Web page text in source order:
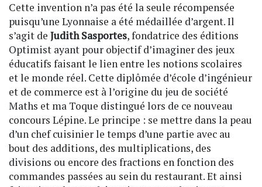
Cette invention n’a pas été la seule récompensée
puisqu’une Lyonnaise a été médaillée d’argent. Il
s’agit de Judith Sasportes, fondatrice des éditions
Optimist ayant pour objectif d’imaginer des jeux
éducatifs faisant le lien entre les notions scolaires
et le monde réel. Cette diplômée d’école d’ingénieur
et de commerce est à l’origine du jeu de société
Maths et ma Toque distingué lors de ce nouveau
concours Lépine. Le principe : se mettre dans la peau
d’un chef cuisinier le temps d’une partie avec au
bout des additions, des multiplications, des
divisions ou encore des fractions en fonction des
commandes passées au sein du restaurant. Et ainsi